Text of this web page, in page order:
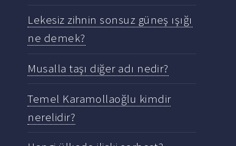
Lekesiz zihnin sonsuz güneş ışığı
ne demek?
Musalla taşı diğer adı nedir?
Temel Karamollaoğlu kimdir
nerelidir?